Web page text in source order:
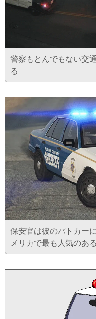
警察もとんでもない交
る
保安官は彼のパトカー
メリカで最も人気のあ